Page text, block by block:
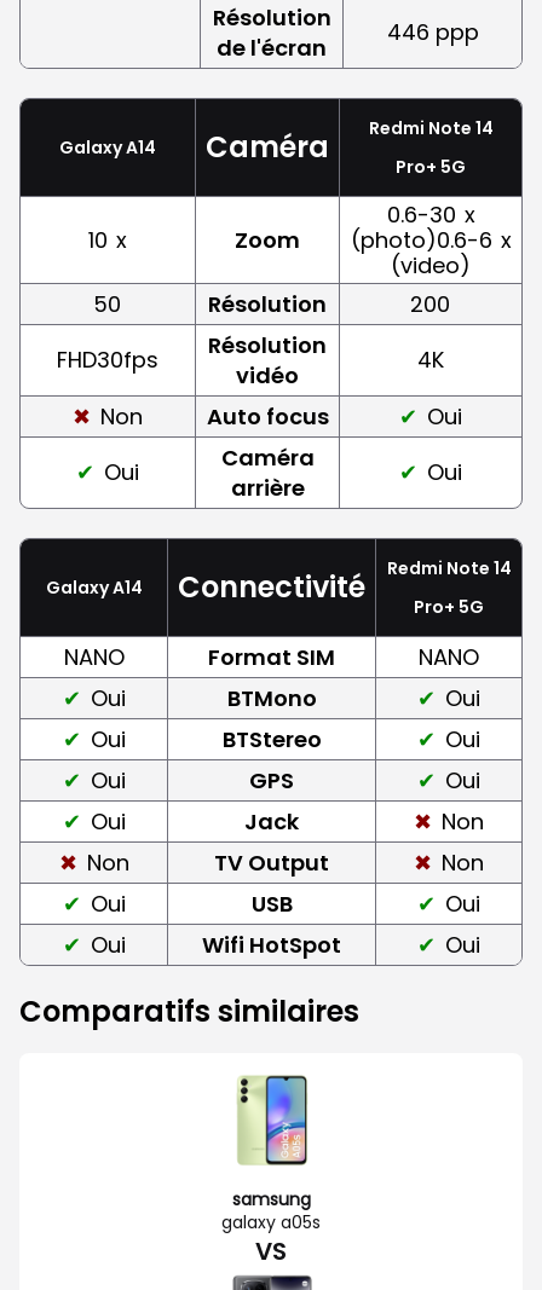
Résolution
de l'écran
446 ppp
Galaxy A14 Caméra
Redmi Note 14
Pro+ 5G
10 x Zoom
0.6-30 x
(photo)0.6-6 x
(video)
50
Résolution
200
FHD30fps
Résolution
vidéo
4K
Non
Auto focus
Oui
Oui
Caméra
arrière
Oui
Galaxy A14 Connectivité
Redmi Note 14
Pro+ 5G
NANO Format SIM
NANO
Oui
BTMono
Oui
Oui
BTStereo
Oui
Oui
GPS
Oui
Oui
Jack
Non
Non
TV Output
Non
Oui
USB
Oui
Oui
Wifi HotSpot Oui
Comparatifs similaires
samsung
galaxy a05s
VS